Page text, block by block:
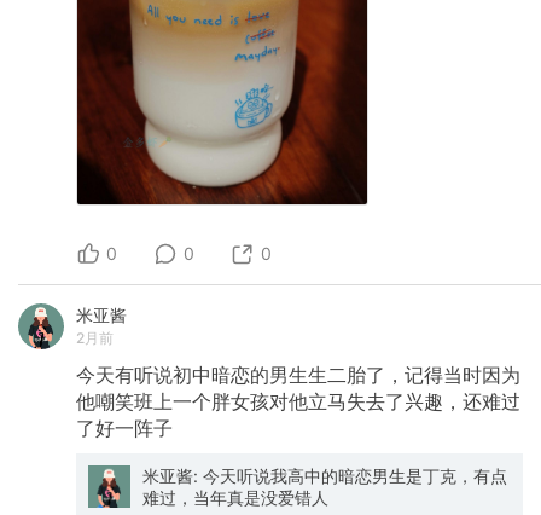
0 0 0
米亚酱
2月前
今天有听说初中暗恋的男生生二胎了，记得当时因为
他嘲笑班上一个胖女孩对他立马失去了兴趣，还难过
了好一阵子
米亚酱: 今天听说我高中的暗恋男生是丁克，有点
难过，当年真是没爱错人